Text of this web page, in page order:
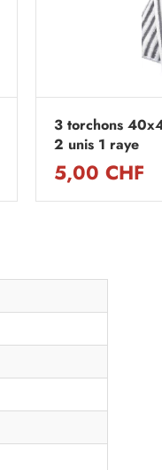
3 torchons
2 unis 1 raye
5,00 CHF